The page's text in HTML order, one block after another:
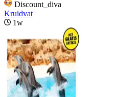
Discount_diva
Kruidvat
1w